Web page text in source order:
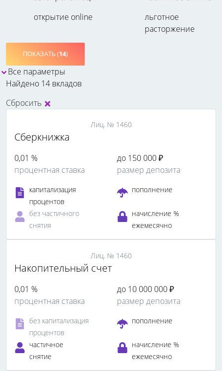
открытие online
льготное
расторжение
ПОКАЗАТЬ (14)
Все параметры
Найдено 14 вкладов
Сбросить
Лиц. № 1460
Сберкнижка
0,01 %
процентная ставка
до 150 000 ₽
размер депозита
капитализация
процентов
пополнение
без частичного
снятия
начисление %
ежемесячно
Лиц. № 1460
Накопительный счет
0,01 %
процентная ставка
до 10 000 000 ₽
размер депозита
без капитализация
процентов
пополнение
частичное
снятие
начисление %
ежемесячно